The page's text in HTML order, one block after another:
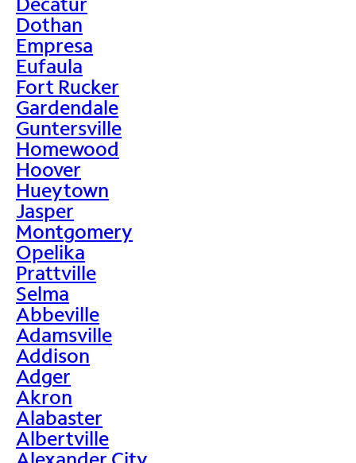
Dothan
Empresa
Eufaula
Fort Rucker
Gardendale
Guntersville
Homewood
Hoover
Hueytown
Jasper
Montgomery
Opelika
Prattville
Selma
Abbeville
Adamsville
Addison
Adger
Akron
Alabaster
Albertville